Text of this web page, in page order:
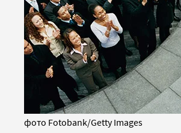
фото Fotobank/Getty Images